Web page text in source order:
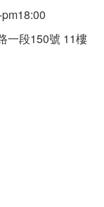
一段150號 11樓